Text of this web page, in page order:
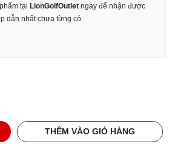
tại LionGolfOutlet ngay để nhận được
dẫn nhất chưa từng có
Mid số lượng
THÊM VÀO GIỎ HÀNG